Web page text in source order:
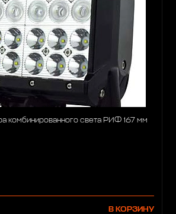
комбинированного света РИФ 167 мм
В КОРЗИНУ